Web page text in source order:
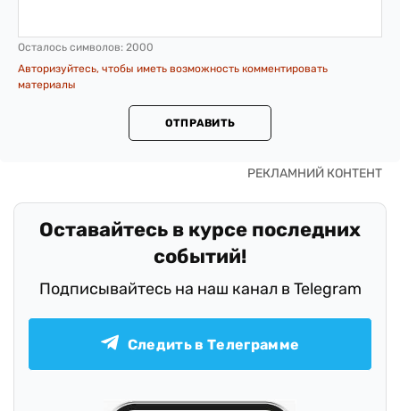
Осталось символов: 2000
Авторизуйтесь, чтобы иметь возможность комментировать
материалы
ОТПРАВИТЬ
Оставайтесь в курсе последних
событий!
Подписывайтесь на наш канал в Telegram
Следить в Телеграмме